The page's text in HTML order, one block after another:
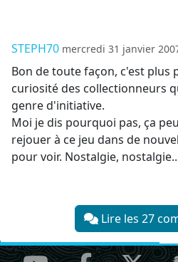
STEPH70 mercredi 31 janvier
Bon de toute façon, c'est plus
curiosité des collectionneurs
genre d'initiative.
Moi je dis pourquoi pas, ça
rejouer à ce jeu dans de
pour voir. Nostalgie,
Lire les 27